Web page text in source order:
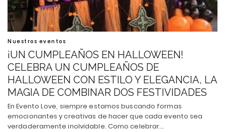
Nuestros eventos
¡UN CUMPLEAÑOS EN HALLOWEEN!
CELEBRA UN CUMPLEAÑOS DE
HALLOWEEN CON ESTILO Y ELEGANCIA, LA
MAGIA DE COMBINAR DOS FESTIVIDADES
En Evento Love, siempre estamos buscando formas
emocionantes y creativas de hacer que cada evento sea
verdaderamente inolvidable. Como celebrar…